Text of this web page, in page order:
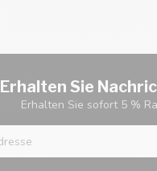
Erhalten Sie
Erhalten Sie sofort 5 %